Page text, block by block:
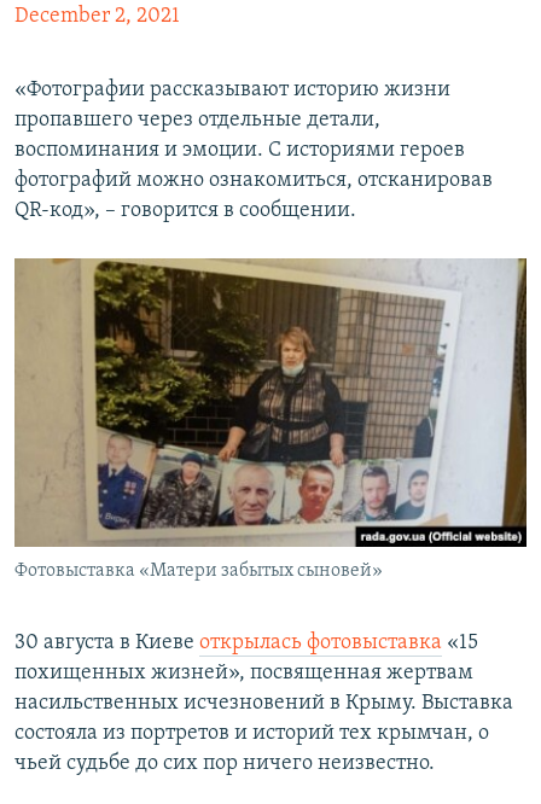
December 2, 2021
«Фотографии рассказывают историю жизни
пропавшего через отдельные детали,
воспоминания и эмоции. С историями героев
фотографий можно ознакомиться, отсканировав
QR-код», – говорится в сообщении.
Фотовыставка «Матери забытых сыновей»
30 августа в Киеве открылась фотовыставка «15
похищенных жизней», посвященная жертвам
насильственных исчезновений в Крыму. Выставка
состояла из портретов и историй тех крымчан, о
чьей судьбе до сих пор ничего неизвестно.